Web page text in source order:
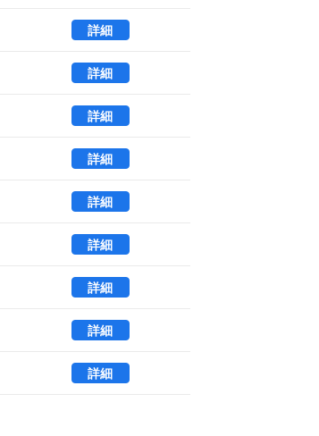
詳細@ＷＯＲＫ ＳＨＩＮＪＵＫＵＧＹ
詳細@ＷＯＲＫ ＳＨＩＮＪＵＫＵＧＹ
詳細@ＷＯＲＫ ＳＨＩＮＪＵＫＵＧＹ
詳細@ＷＯＲＫ ＳＨＩＮＪＵＫＵＧＹ
詳細@ＷＯＲＫ ＳＨＩＮＪＵＫＵＧＹ
詳細@ＷＯＲＫ ＳＨＩＮＪＵＫＵＧＹ
詳細@ＷＯＲＫ ＳＨＩＮＪＵＫＵＧＹ
詳細@ＷＯＲＫ ＳＨＩＮＪＵＫＵＧＹ
詳細@ＷＯＲＫ ＳＨＩＮＪＵＫＵＧＹ